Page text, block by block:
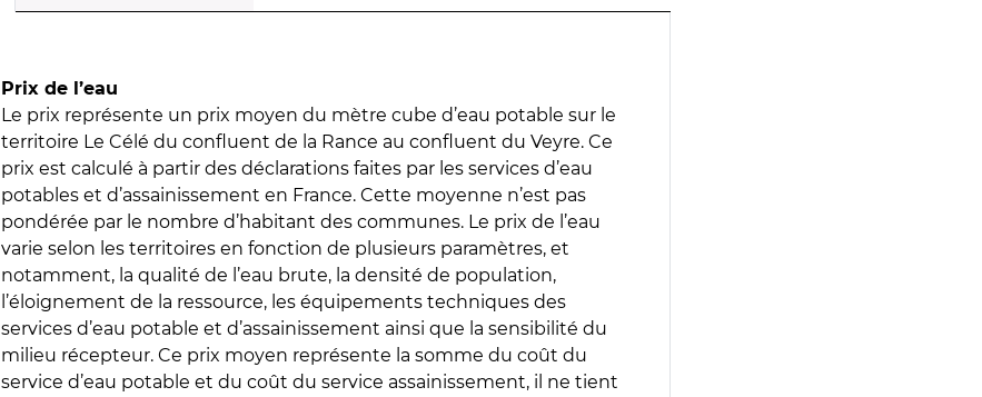
Prix de l’eau
Le prix représente un prix moyen du mètre cube d’eau potable sur le
territoire Le Célé du confluent de la Rance au confluent du Veyre. Ce
prix est calculé à partir des déclarations faites par les services d’eau
potables et d’assainissement en France. Cette moyenne n’est pas
pondérée par le nombre d’habitant des communes. Le prix de l’eau
varie selon les territoires en fonction de plusieurs paramètres, et
notamment, la qualité de l’eau brute, la densité de population,
l’éloignement de la ressource, les équipements techniques des
services d’eau potable et d’assainissement ainsi que la sensibilité du
milieu récepteur. Ce prix moyen représente la somme du coût du
service d’eau potable et du coût du service assainissement, il ne tient